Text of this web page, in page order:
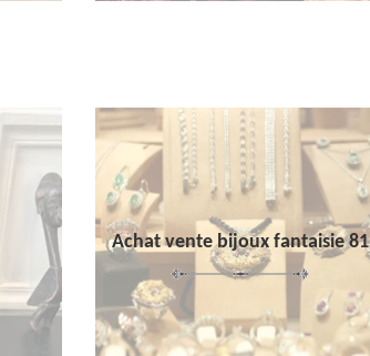
Achat vente bijoux fantaisie 81